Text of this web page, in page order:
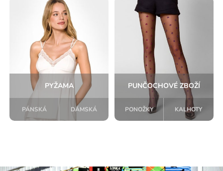
PYŽAMA
PÁNSKÁ DÁMSKÁ
PUNČOCHOVÉ ZBOŽÍ
PONOŽKY KALHOTY